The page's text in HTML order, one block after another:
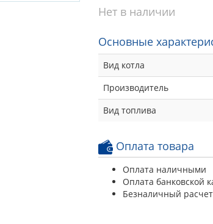
Нет в наличии
Основные
Вид котла
Производитель
Вид топлива
Оплата товара
Оплата наличными
Оплата банковской
Безналичный расчет